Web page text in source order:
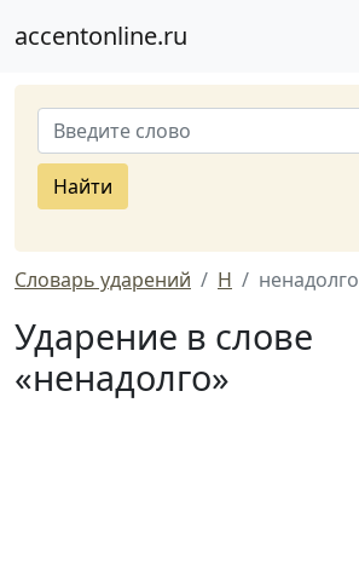
accentonline.ru
Найти
Словарь ударений Н ненадолго
Ударение в слове
«ненадолго»